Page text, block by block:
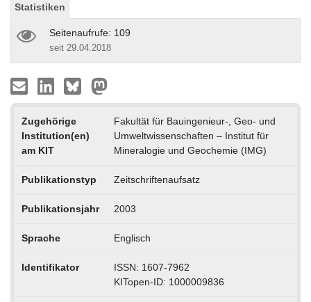
Statistiken
Seitenaufrufe: 109
seit 29.04.2018
Zugehörige
Institution(en)
am KIT
Fakultät für Bauingenieur-, Geo- und
Umweltwissenschaften – Institut für
Mineralogie und Geochemie (IMG)
Publikationstyp Zeitschriftenaufsatz
Publikationsjahr 2003
Sprache Englisch
Identifikator
ISSN: 1607-7962
KITopen-ID: 1000009836